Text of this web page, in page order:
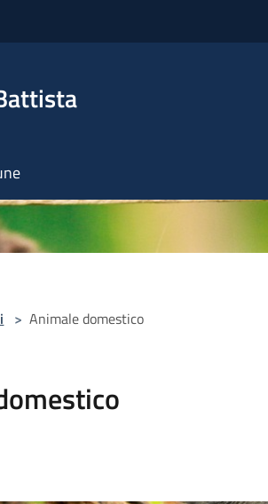
> Animale domestico